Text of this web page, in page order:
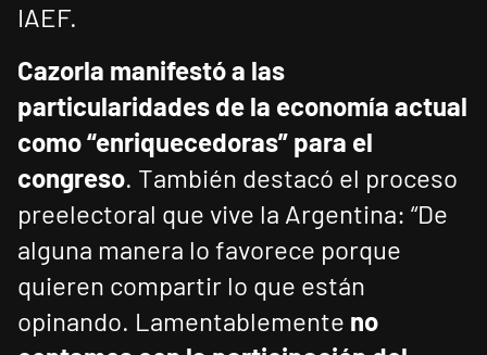
IAEF.
Cazorla manifestó a las
particularidades de la economía actual
como “enriquecedoras” para el
congreso. También destacó el proceso
preelectoral que vive la Argentina: “De
alguna manera lo favorece porque
quieren compartir lo que están
opinando. Lamentablemente no